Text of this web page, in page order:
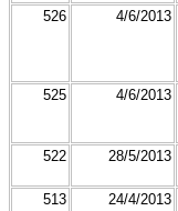
526 4/6/2013
525 4/6/2013
522 28/5/2013
513 24/4/2013